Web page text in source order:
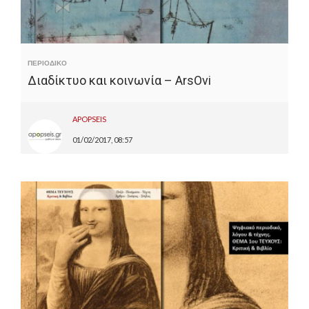
ΠΕΡΙΟΔΙΚΟ
Διαδίκτυο και κοινωνία – ArsOvi
APOPSEIS
01/02/2017, 08:57